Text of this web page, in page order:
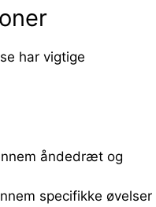
har vigtige
åndedræt og
specifikke øvelser